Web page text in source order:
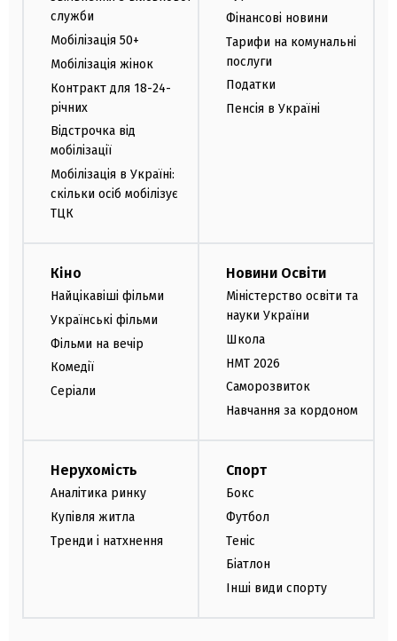
служби
Мобілізація 50+
Мобілізація жінок
Контракт для 18-24-
річних
Відстрочка від
мобілізації
Мобілізація в Україні:
скільки осіб мобілізує
ТЦК
Фінансові новини
Тарифи на комунальні
послуги
Податки
Пенсія в Україні
Кіно
Найцікавіші фільми
Українські фільми
Фільми на вечір
Комедії
Серіали
Новини Освіти
Міністерство освіти та
науки України
Школа
НМТ 2026
Саморозвиток
Навчання за кордоном
Нерухомість
Аналітика ринку
Купівля житла
Тренди і натхнення
Спорт
Бокс
Футбол
Теніс
Біатлон
Інші види спорту